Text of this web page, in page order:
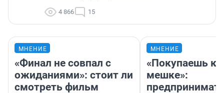
4 866 15
МНЕНИЕ
«Финал не совпал с
ожиданиями»: стоит ли
смотреть фильм
МНЕНИЕ
«Покупаешь
мешке»: